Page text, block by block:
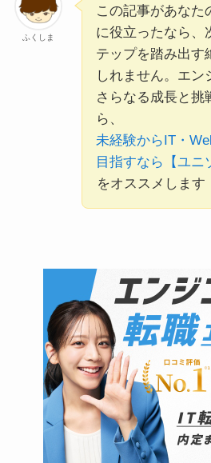
ふくしま
この記事があなた
に役立ったなら、
テップを踏み出す
しれません。エン
さらなる成長と挑
ら、
未経験からIT・
目指すなら【ユニ
をオススメします